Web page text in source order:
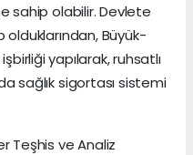
sahip olabilir. Devlete
Büyük-
yapılarak, ruhsatlı
sağlık sigortası sistemi
Teşhis ve Analiz